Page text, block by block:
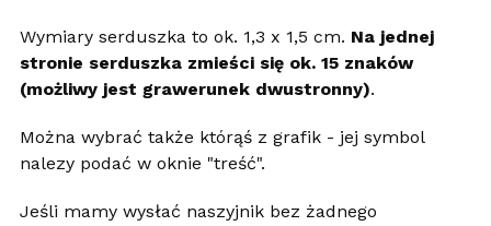
Wymiary serduszka to ok. 1,3 x 1,5 cm. Na jednej
stronie serduszka zmieści się ok. 15 znaków
(możliwy jest grawerunek dwustronny).
Można wybrać także którąś z grafik - jej symbol
nalezy podać w oknie "treść".
Jeśli mamy wysłać naszyjnik bez żadnego